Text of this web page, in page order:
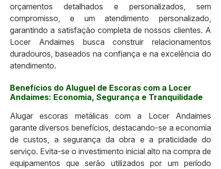
orçamentos detalhados e personalizados, sem
compromisso, e um atendimento personalizado,
garantindo a satisfação completa de nossos clientes. A
Locer Andaimes busca construir relacionamentos
duradouros, baseados na confiança e na excelência do
atendimento.
Benefícios do Aluguel de Escoras com a Locer
Andaimes: Economia, Segurança e Tranquilidade
Alugar escoras metálicas com a Locer Andaimes
garante diversos benefícios, destacando-se a economia
de custos, a segurança da obra e a praticidade do
serviço. Evita-se o investimento inicial alto na compra de
equipamentos que serão utilizados por um período